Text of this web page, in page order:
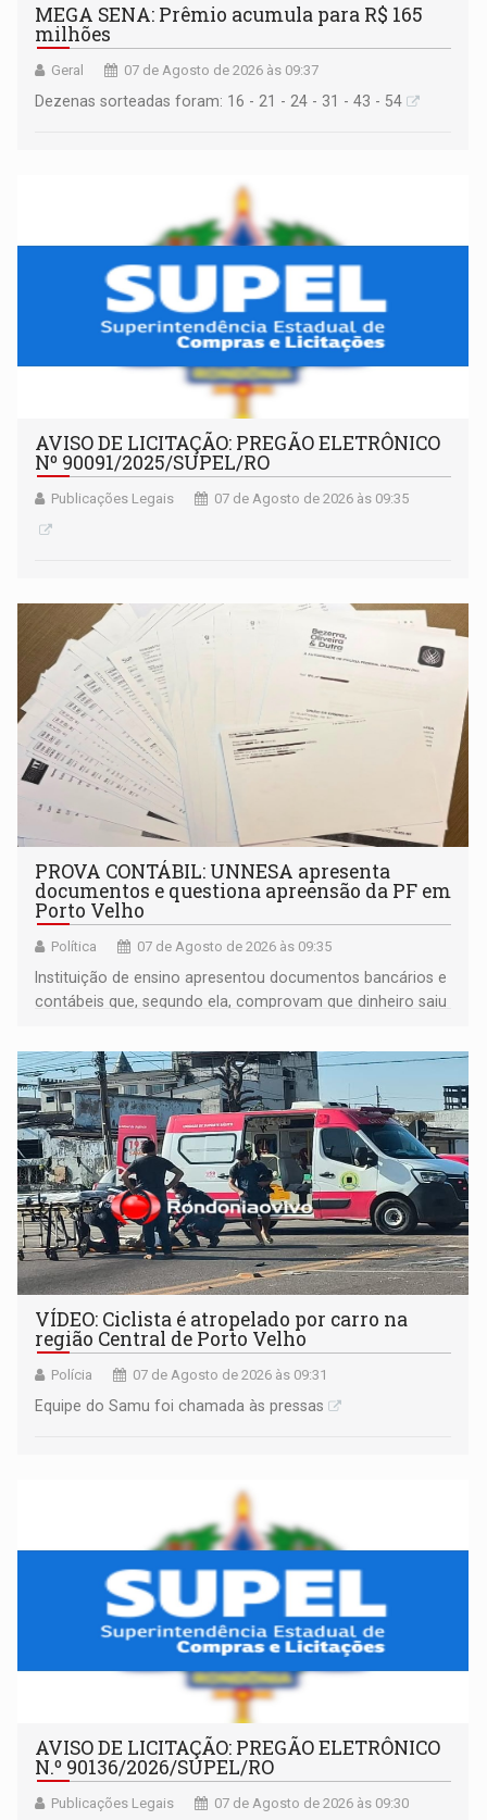
MEGA SENA: Prêmio acumula para R$ 165
milhões
Geral 07 de Agosto de 2026 às 09:37
Dezenas sorteadas foram: 16 - 21 - 24 - 31 - 43 - 54
AVISO DE LICITAÇÃO: PREGÃO ELETRÔNICO
Nº 90091/2025/SUPEL/RO
Publicações Legais 07 de Agosto de 2026 às 09:35
PROVA CONTÁBIL: UNNESA apresenta
documentos e questiona apreensão da PF em
Porto Velho
Política 07 de Agosto de 2026 às 09:35
Instituição de ensino apresentou documentos bancários e
contábeis que, segundo ela, comprovam que dinheiro saiu
apreendido quando já estava dentro da sede da entidade
— em pleno ano eleitoral em Rondônia
VÍDEO: Ciclista é atropelado por carro na
região Central de Porto Velho
Polícia 07 de Agosto de 2026 às 09:31
Equipe do Samu foi chamada às pressas
AVISO DE LICITAÇÃO: PREGÃO ELETRÔNICO
N.º 90136/2026/SUPEL/RO
Publicações Legais 07 de Agosto de 2026 às 09:30